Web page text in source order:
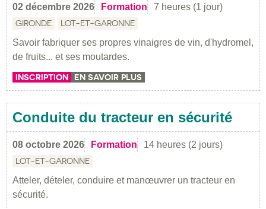
02 décembre 2026 Formation 7 heures (1 jour)
GIRONDE LOT-ET-GARONNE
Savoir fabriquer ses propres vinaigres de vin, d'hydromel,
de fruits... et ses moutardes.
INSCRIPTION EN SAVOIR PLUS
Conduite du tracteur en sécurité
08 octobre 2026 Formation 14 heures (2 jours)
LOT-ET-GARONNE
Atteler, dételer, conduire et manœuvrer un tracteur en
sécurité.